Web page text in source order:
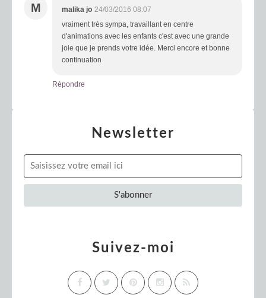
M malika jo 24/03/2016 08:07
vraiment très sympa, travaillant en centre
d'animations avec les enfants c'est avec une grande
joie que je prends votre idée. Merci encore et bonne
continuation
Répondre
Newsletter
Suivez-moi